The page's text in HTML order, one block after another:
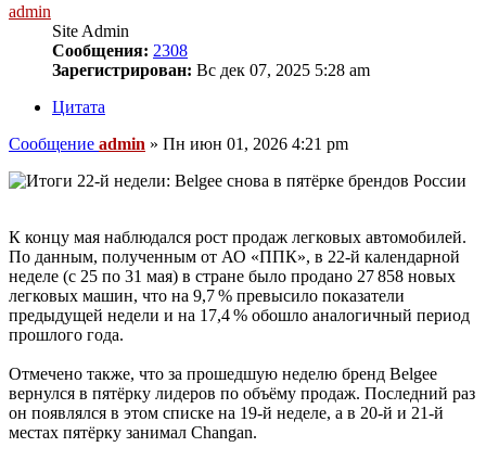
admin
Site Admin
Сообщения: 2308
Зарегистрирован: Вс дек 07, 2025 5:28 am
Цитата
Сообщение admin » Пн июн 01, 2026 4:21 pm
К концу мая наблюдался рост продаж легковых автомобилей.
По данным, полученным от АО «ППК», в 22‑й календарной
неделе (с 25 по 31 мая) в стране было продано 27 858 новых
легковых машин, что на 9,7 % превысило показатели
предыдущей недели и на 17,4 % обошло аналогичный период
прошлого года.
Отмечено также, что за прошедшую неделю бренд Belgee
вернулся в пятёрку лидеров по объёму продаж. Последний раз
он появлялся в этом списке на 19‑й неделе, а в 20‑й и 21‑й
местах пятёрку занимал Changan.